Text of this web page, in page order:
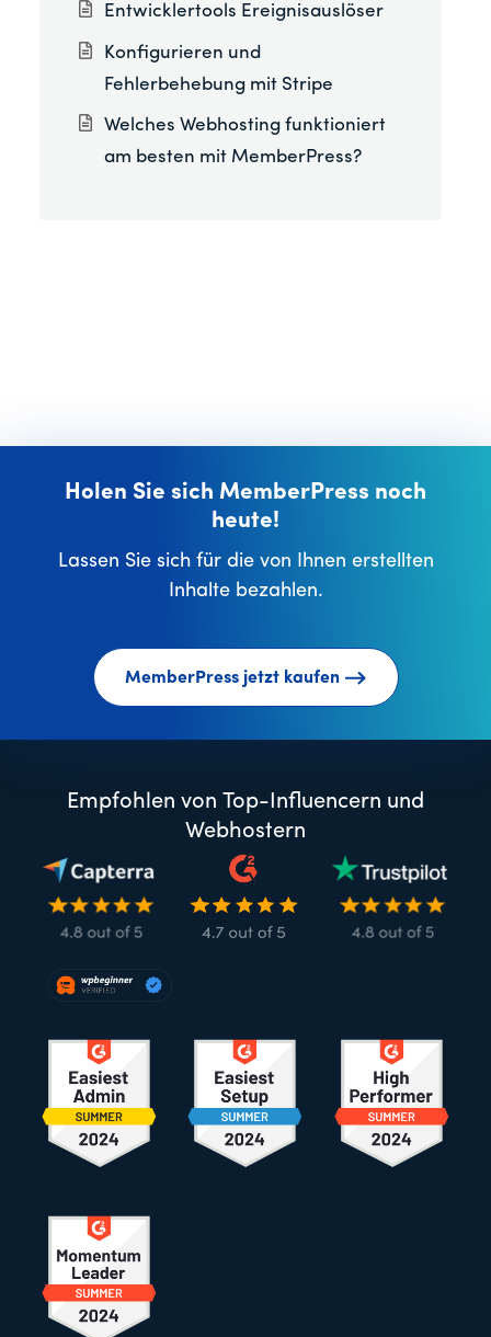
Entwicklertools Ereignisauslöser
Konfigurieren und
Fehlerbehebung mit Stripe
Welches Webhosting funktioniert
am besten mit MemberPress?
Holen Sie sich MemberPress noch
heute!
Lassen Sie sich für die von Ihnen erstellten
Inhalte bezahlen.
MemberPress jetzt kaufen
Empfohlen von Top-Influencern und
Webhostern